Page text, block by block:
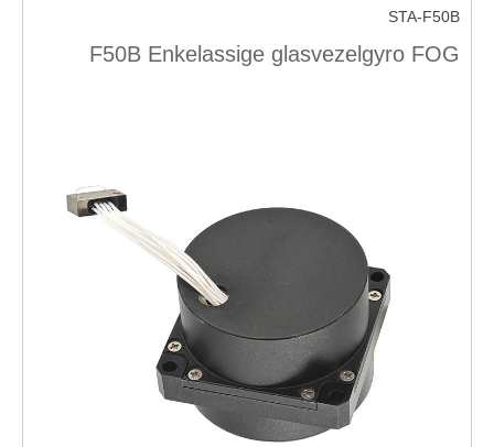
STA-F50B
F50B Enkelassige glasvezelgyro FOG